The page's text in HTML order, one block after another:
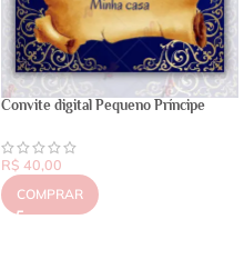
Convite digital Pequeno Príncipe
R$ 40,00
COMPRAR